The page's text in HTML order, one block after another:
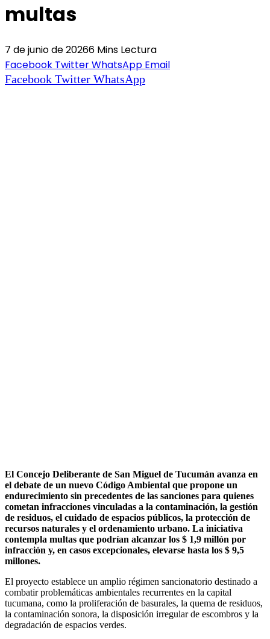
multas
7 de junio de 20266 Mins Lectura
Facebook TwitterWhatsApp Email
Facebook Twitter WhatsApp
El Concejo Deliberante de San Miguel de Tucumán avanza en
el debate de un nuevo Código Ambiental que propone un
endurecimiento sin precedentes de las sanciones para quienes
cometan infracciones vinculadas a la contaminación, la gestión
de residuos, el cuidado de espacios públicos, la protección de
recursos naturales y el ordenamiento urbano. La iniciativa
contempla multas que podrían alcanzar los $ 1,9 millón por
infracción y, en casos excepcionales, elevarse hasta los $ 9,5
millones.
El proyecto establece un amplio régimen sancionatorio destinado a
combatir problemáticas ambientales recurrentes en la capital
tucumana, como la proliferación de basurales, la quema de residuos,
la contaminación sonora, la disposición irregular de escombros y la
degradación de espacios verdes.